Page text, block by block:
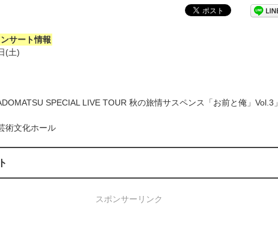
サート情報
(土)
SPECIAL LIVE TOUR 秋の旅情サスペンス「お前と俺」Vol.3」
術文化ホール
スポンサーリンク